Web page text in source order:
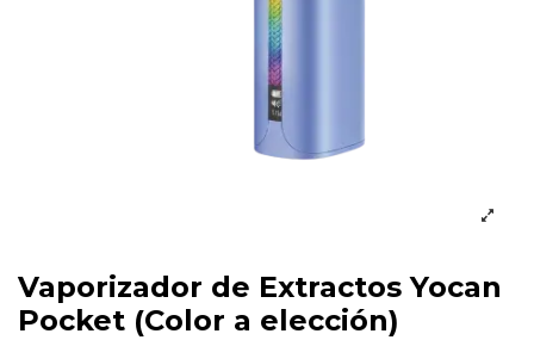
Vaporizador de Extractos Yocan
Pocket (Color a elección)